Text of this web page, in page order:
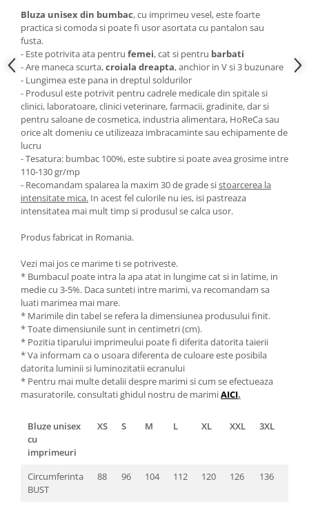
Bluza unisex din bumbac, cu imprimeu vesel, este foarte
practica si comoda si poate fi usor asortata cu pantalon sau
fusta.
- Este potrivita ata pentru femei, cat si pentru barbati
- Are maneca scurta,croiala dreapta, anchior in V si 3 buzunare
- Lungimea este pana in dreptul soldurilor
- Produsul este potrivit pentru cadrele medicale din spitale si
clinici, laboratoare, clinici veterinare, farmacii, gradinite, dar si
pentru saloane de cosmetica, industria alimentara, HoReCa sau
orice alt domeniu ce utilizeaza imbracaminte sau echipamente de
lucru
- Tesatura: bumbac 100%, este subtire si poate avea grosime intre
110-130 gr/mp
- Recomandam spalarea la maxim 30 de grade sistoarcerea la
intensitate mica. In acest fel culorile nu ies, isi pastreaza
intensitatea mai mult timp si produsul se calca usor.
Produs fabricat in Romania.
Vezi mai jos ce marime ti se potriveste.
* Bumbacul poate intra la apa atat in lungime cat si in latime, in
medie cu 3-5%. Daca sunteti intre marimi, va recomandam sa
luati marimea mai mare.
* Marimile din tabel se refera la dimensiunea produsului finit.
* Toate dimensiunile sunt in centimetri (cm).
* Pozitia tiparului imprimeului poate fi diferita datorita taierii
* Va informam ca o usoara diferenta de culoare este posibila
datorita luminii si luminozitatii ecranului
* Pentru mai multe detalii despre marimi si cum se efectueaza
masuratorile, consultati ghidul nostru de marimiAICI.
Bluze unisex
cu
imprimeuri
XS S M L XL XXL 3XL
Circumferinta
BUST
88 96 104 112 120 126 136